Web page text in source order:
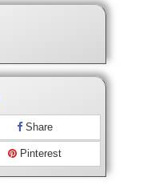
Share
Pinterest